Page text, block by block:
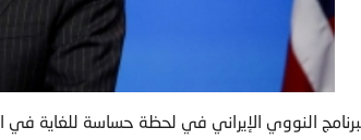
النووي الإيراني في لحظة حساسة للغاية في